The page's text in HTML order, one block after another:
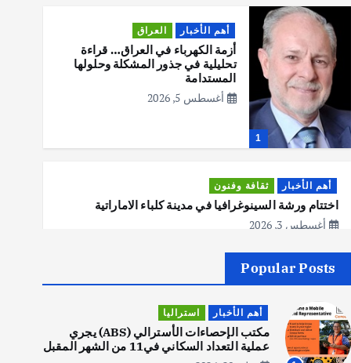
1
أهم الأخبار العراق
أزمة الكهرباء في العراق… قراءة
تحليلية في جذور المشكلة وحلولها
المستدامة
أغسطس 5, 2026
أهم الأخبار ثقافة وفنون
اختتام ورشة السينوغرافيا في مدينة كلباء الاماراتية
أغسطس 3, 2026
أهم الأخبار جاليات غير مصنف
قصة نجاح العراقي عمر الشمري الذي
اصبح بطلاً لأستراليا بلعبة كمال
الاجسام
يوليو 30, 2026
Popular Posts
أهم الأخبار استراليا
مكتب الإحصاءات الأسترالي (ABS) يجري
عملية التعداد السكاني في11 من الشهر المقبل